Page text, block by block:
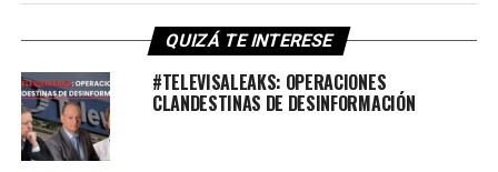
QUIZÁ TE INTERESE
#TELEVISALEAKS: OPERACIONES
CLANDESTINAS DE DESINFORMACIÓN